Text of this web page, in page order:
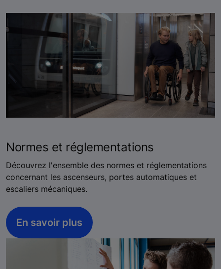
Normes et réglementations
Découvrez l'ensemble des normes et réglementations
concernant les ascenseurs, portes automatiques et
escaliers mécaniques.
En savoir plus